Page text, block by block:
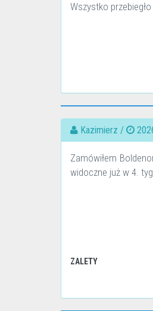
Wszystko
Kazimierz /
Zamówiłem
widoczne już w 4.
ZALETY